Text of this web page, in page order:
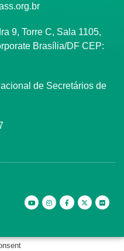
9, Torre C, Sala 1105,
Brasília/DF CEP:
de Secretários de